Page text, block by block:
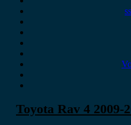
Toyota Rav 4 2009-